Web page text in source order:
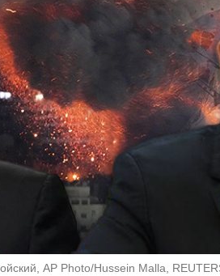
AP Photo/Hussein Malla,